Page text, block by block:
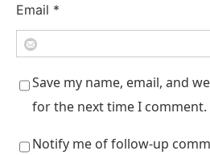
Email *
Save my name, email, and
for the next time I comment.
Notify me of follow-up